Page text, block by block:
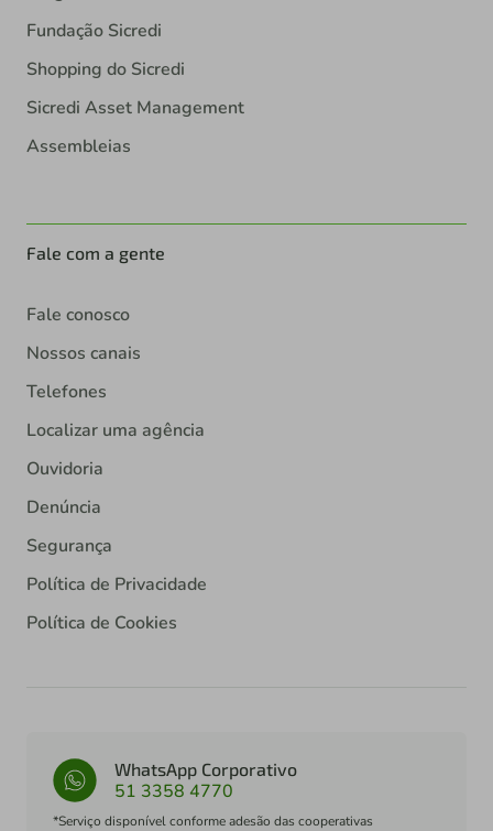
Fundação Sicredi
Shopping do Sicredi
Sicredi Asset Management
Assembleias
Fale com a gente
Fale conosco
Nossos canais
Telefones
Localizar uma agência
Ouvidoria
Denúncia
Segurança
Política de Privacidade
Política de Cookies
WhatsApp Corporativo
51 3358 4770
*Serviço disponível conforme adesão das cooperativas